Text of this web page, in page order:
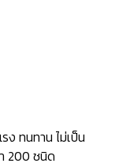
ทนทาน ไม่เป็น
200 ชนิด